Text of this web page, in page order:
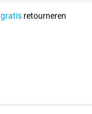
gratisretourneren